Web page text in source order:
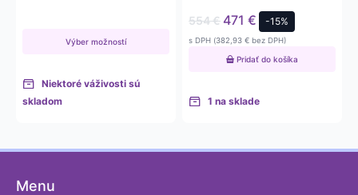
Výber možností
Niektoré váživosti sú
skladom
554€ 471 € -15%
s DPH (382,93 € bez DPH)
Pridať do košíka
1 na sklade
Menu